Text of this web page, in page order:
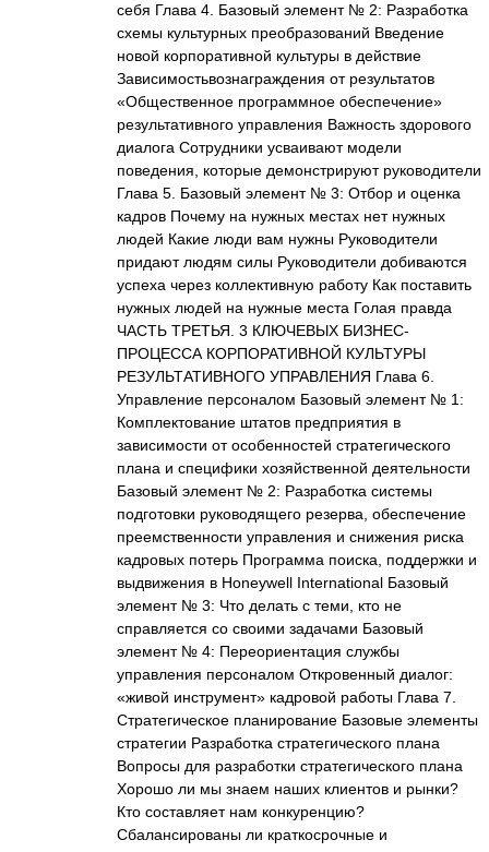
себя Глава 4. Базовый элемент № 2: Разработка
схемы культурных преобразований Введение
новой корпоративной культуры в действие
Зависимостьвознаграждения от результатов
«Общественное программное обеспечение»
результативного управления Важность здорового
диалога Сотрудники усваивают модели
поведения, которые демонстрируют руководители
Глава 5. Базовый элемент № 3: Отбор и оценка
кадров Почему на нужных местах нет нужных
людей Какие люди вам нужны Руководители
придают людям силы Руководители добиваются
успеха через коллективную работу Как поставить
нужных людей на нужные места Голая правда
ЧАСТЬ ТРЕТЬЯ. 3 КЛЮЧЕВЫХ БИЗНЕС-
ПРОЦЕССА КОРПОРАТИВНОЙ КУЛЬТУРЫ
РЕЗУЛЬТАТИВНОГО УПРАВЛЕНИЯ Глава 6.
Управление персоналом Базовый элемент № 1:
Комплектование штатов предприятия в
зависимости от особенностей стратегического
плана и специфики хозяйственной деятельности
Базовый элемент № 2: Разработка системы
подготовки руководящего резерва, обеспечение
преемственности управления и снижения риска
кадровых потерь Программа поиска, поддержки и
выдвижения в Honeywell International Базовый
элемент № 3: Что делать с теми, кто не
справляется со своими задачами Базовый
элемент № 4: Переориентация службы
управления персоналом Откровенный диалог:
«живой инструмент» кадровой работы Глава 7.
Стратегическое планирование Базовые элементы
стратегии Разработка стратегического плана
Вопросы для разработки стратегического плана
Хорошо ли мы знаем наших клиентов и рынки?
Кто составляет нам конкуренцию?
Сбалансированы ли краткосрочные и